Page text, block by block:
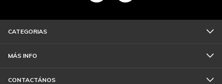
CATEGORIAS
MÁS INFO
CONTACTÁNOS